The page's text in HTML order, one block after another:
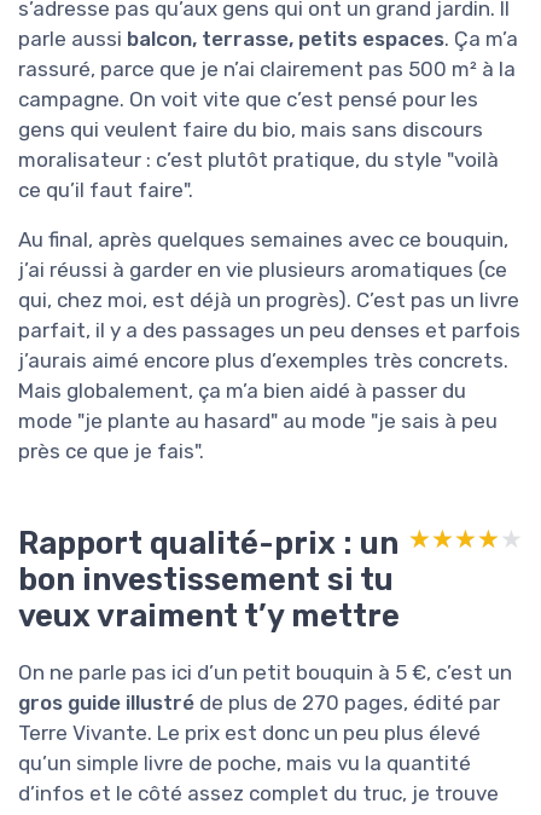
s’adresse pas qu’aux gens qui ont un grand jardin. Il
parle aussi balcon, terrasse, petits espaces. Ça m’a
rassuré, parce que je n’ai clairement pas 500 m² à la
campagne. On voit vite que c’est pensé pour les
gens qui veulent faire du bio, mais sans discours
moralisateur : c’est plutôt pratique, du style "voilà
ce qu’il faut faire".
Au final, après quelques semaines avec ce bouquin,
j’ai réussi à garder en vie plusieurs aromatiques (ce
qui, chez moi, est déjà un progrès). C’est pas un livre
parfait, il y a des passages un peu denses et parfois
j’aurais aimé encore plus d’exemples très concrets.
Mais globalement, ça m’a bien aidé à passer du
mode "je plante au hasard" au mode "je sais à peu
près ce que je fais".
Rapport qualité-prix : un
bon investissement si tu
veux vraiment t’y mettre
★★★★★
★★★★★
On ne parle pas ici d’un petit bouquin à 5 €, c’est un
gros guide illustré de plus de 270 pages, édité par
Terre Vivante. Le prix est donc un peu plus élevé
qu’un simple livre de poche, mais vu la quantité
d’infos et le côté assez complet du truc, je trouve